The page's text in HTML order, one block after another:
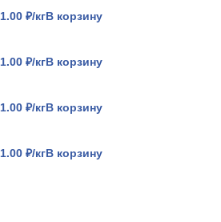
1.00 ₽/кгВ корзину
1.00 ₽/кгВ корзину
1.00 ₽/кгВ корзину
1.00 ₽/кгВ корзину